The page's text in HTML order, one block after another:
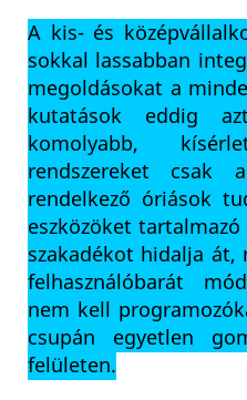
A kis- és
sokkal lassabban
megoldásokat a
kutatások eddig
komolyabb,
rendszereket csak
rendelkező óriások
eszközöket
szakadékot hidalja át,
felhasználóbarát
nem kell
csupán egyetlen
felületen.